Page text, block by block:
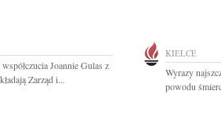
Joannie Gulas z
Zarząd i...
KIELCE
Wyrazy
powodu